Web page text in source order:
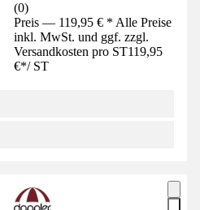
(0)
Preis — 119,95 € * Alle Preise
inkl. MwSt. und ggf. zzgl.
Versandkosten pro ST119,95
€*/ ST